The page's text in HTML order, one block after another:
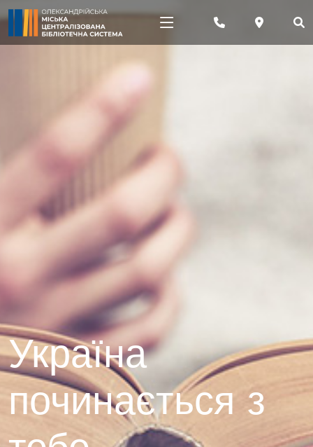
Україна
починається з